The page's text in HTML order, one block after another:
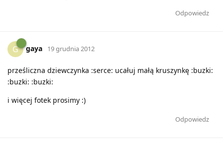
Odpowiedz
G gaya 19 grudnia 2012
prześliczna dziewczynka :serce: ucałuj małą kruszynkę :buzki:
:buzki: :buzki:
i więcej fotek prosimy :)
Odpowiedz